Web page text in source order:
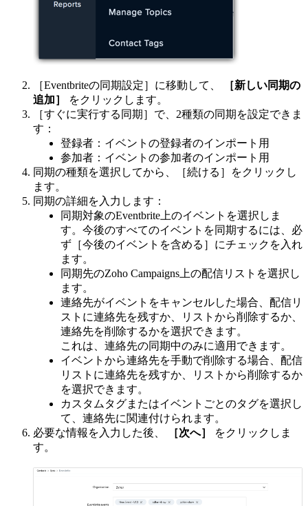
［Eventbriteの同期設定］に移動して、
［新しい同期の
追加］
をクリックします。
［すぐに実行する同期］で、2種類の同期を設定できま
す：
登録者：イベントの登録者のインポート用
参加者：イベントの参加者のインポート用
同期の種類を選択してから、［続ける］をクリックし
ます。
同期の詳細を入力します：
同期対象のEventbrite上のイベントを選択しま
す。今後のすべてのイベントを同期するには、必
ず［今後のイベントを含める］にチェックを入れ
ます。
同期先のZoho Campaigns上の配信リストを選択し
ます。
連絡先がイベントをキャンセルした場合、配信リ
ストに連絡先を残すか、リストから削除するか、
連絡先を削除するかを選択できます。
これは、連絡先の同期中のみに適用できます。
イベントから連絡先を手動で削除する場合、配信
リストに連絡先を残すか、リストから削除するか
を選択できます。
カスタムタグまたはイベントごとのタグを選択し
て、連絡先に関連付けられます。
必要な情報を入力した後、
［次へ］
をクリックしま
す。